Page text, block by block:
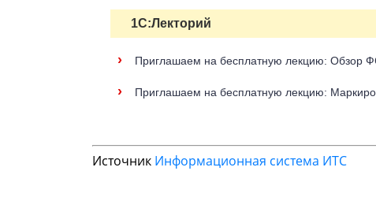
1С:Лекторий
› Приглашаем на бесплатную лекцию: Обзор
› Приглашаем на бесплатную лекцию:
Источник Информационная система ИТС